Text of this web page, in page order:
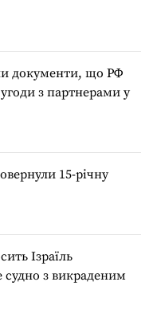
документи, що РФ
з партнерами у
15-річну
Ізраїль
судно з викраденим